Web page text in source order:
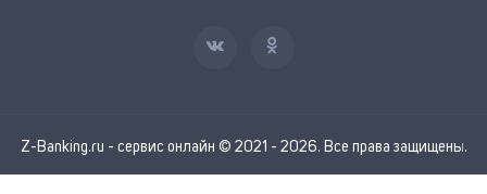
Z-Banking.ru - сервис онлайн © 2021 - 2026. Все права защищены.